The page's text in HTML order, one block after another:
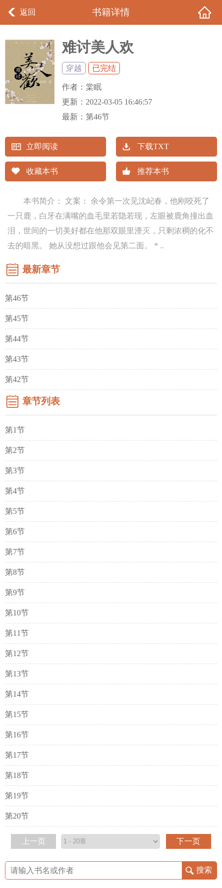
返回 书籍详情
难讨美人欢
穿越 已完结
作者： 棠眠
更新： 2022-03-05 16:46:57
最新： 第46节
立即阅读 下载TXT
收藏本书 推荐本书
本书简介： 文案： 余令第一次见沈屺春，他刚咬死了
一只鹿，白牙在满嘴的血毛里若隐若现，左眼被鹿角撞出血
泪，世间的一切美好都在他那双眼里湮灭，只剩浓稠的化不
去的暗黑。 她从没想过跟他会见第二面。 * ..
最新章节
第46节
第45节
第44节
第43节
第42节
章节列表
第1节
第2节
第3节
第4节
第5节
第6节
第7节
第8节
第9节
第10节
第11节
第12节
第13节
第14节
第15节
第16节
第17节
第18节
第19节
第20节
上一页 下一页